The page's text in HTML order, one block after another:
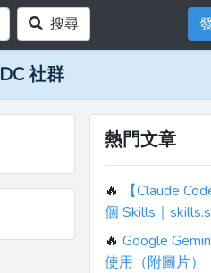
搜尋
DC 社群
熱門文章
🔥
【Claude
個 Skills｜
🔥 Google
使用（附圖片）